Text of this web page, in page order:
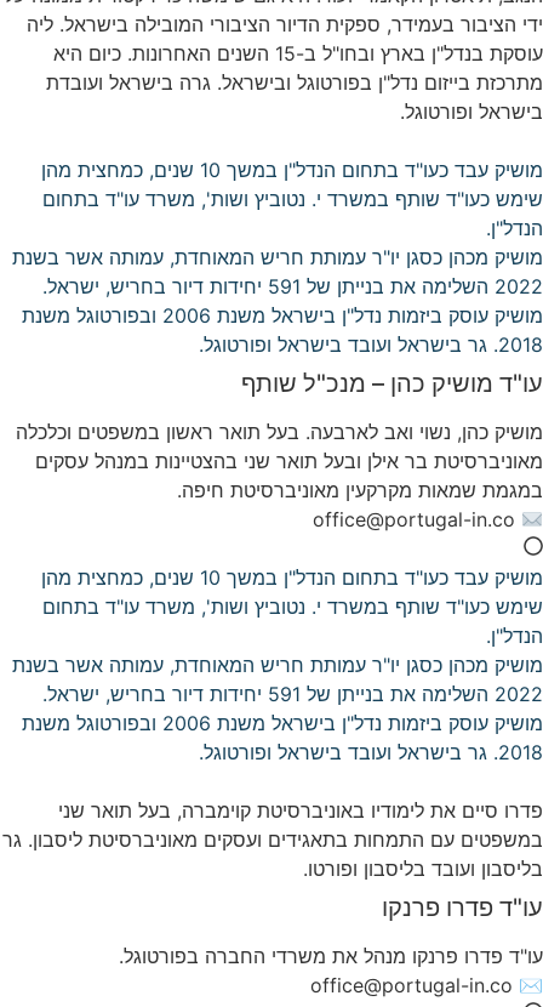
ידי הציבור בעמידר, ספקית הדיור הציבורי המובילה בישראל. ליה
עוסקת בנדל"ן בארץ ובחו"ל ב-15 השנים האחרונות. כיום היא
מתרכזת בייזום נדל"ן בפורטוגל ובישראל. גרה בישראל ועובדת
בישראל ופורטוגל.
מושיק עבד כעו"ד בתחום הנדל"ן במשך 10 שנים, כמחצית מהן
שימש כעו"ד שותף במשרד י. נטוביץ ושות', משרד עו"ד בתחום
הנדל"ן.
מושיק מכהן כסגן יו"ר עמותת חריש המאוחדת, עמותה אשר בשנת
2022 השלימה את בנייתן של 591 יחידות דיור בחריש, ישראל.
מושיק עוסק ביזמות נדל"ן בישראל משנת 2006 ובפורטוגל משנת
2018. גר בישראל ועובד בישראל ופורטוגל.
עו"ד מושיק כהן – מנכ"ל שותף
מושיק כהן, נשוי ואב לארבעה. בעל תואר ראשון במשפטים וכלכלה
מאוניברסיטת בר אילן ובעל תואר שני בהצטיינות במנהל עסקים
במגמת שמאות מקרקעין מאוניברסיטת חיפה.
מושיק עבד כעו"ד בתחום הנדל"ן במשך 10 שנים, כמחצית מהן
שימש כעו"ד שותף במשרד י. נטוביץ ושות', משרד עו"ד בתחום
הנדל"ן.
מושיק מכהן כסגן יו"ר עמותת חריש המאוחדת, עמותה אשר בשנת
2022 השלימה את בנייתן של 591 יחידות דיור בחריש, ישראל.
מושיק עוסק ביזמות נדל"ן בישראל משנת 2006 ובפורטוגל משנת
2018. גר בישראל ועובד בישראל ופורטוגל.
פדרו סיים את לימודיו באוניברסיטת קוימברה, בעל תואר שני
במשפטים עם התמחות בתאגידים ועסקים מאוניברסיטת ליסבון. גר
בליסבון ועובד בליסבון ופורטו.
עו"ד פדרו פרנקו
עו"ד פדרו פרנקו מנהל את משרדי החברה בפורטוגל.
✉️